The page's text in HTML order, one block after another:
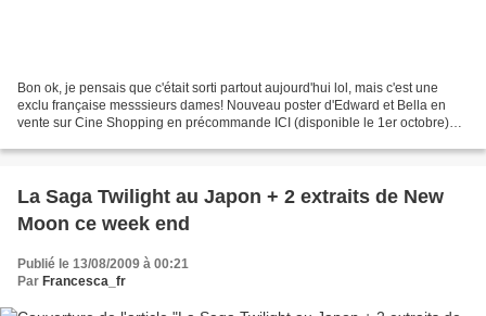
Bon ok, je pensais que c'était sorti partout aujourd'hui lol, mais c'est une
exclu française messsieurs dames! Nouveau poster d'Edward et Bella en
vente sur Cine Shopping en précommande ICI (disponible le 1er octobre)
La Saga Twilight au Japon + 2 extraits de New
Moon ce week end
Publié le 13/08/2009 à 00:21
Par Francesca_fr